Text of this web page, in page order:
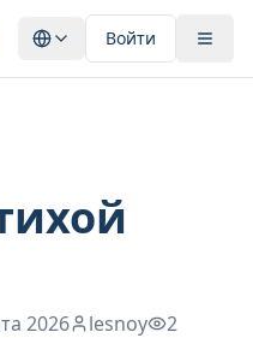
Войти
2026 lesnoy 2